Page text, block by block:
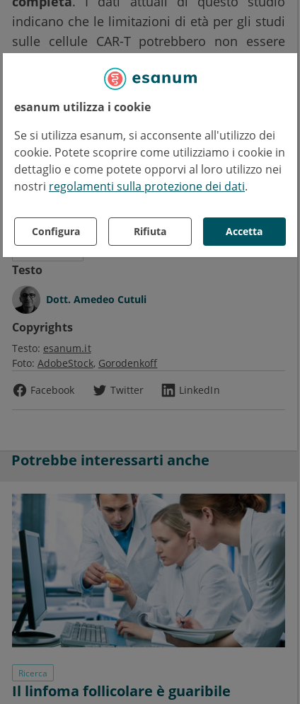
esanum utilizza i cookie
Se si utilizza esanum, si acconsente all'utilizzo dei
cookie. Potete scoprire come utilizziamo i cookie in
dettaglio e come potete opporvi al loro utilizzo nei
nostri regolamenti sulla protezione dei dati.
Configura Rifiuta Accetta
indicano che le limitazioni di età per gli studi
sulle cellule CAR-T potrebbero non essere
Cell Therapy for Non-Hodgkin Lymphoma: A First Real-World Look at Patient
Characteristics, Healthcare Utilization and Costs. Abstract 793, 61st ASH Annual
Meeting, Orlando, FL, USA, 7-10 December 2019.
Ematologia
Testo
Dott. Amedeo Cutuli
Copyrights
Testo: esanum.it
Foto: AdobeStock Gorodenkoff
Facebook
Twitter LinkedIn
Potrebbe interessarti anche
Ricerca
Il linfoma follicolare è guaribile